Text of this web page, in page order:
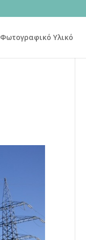
Φωτογραφικό Υλικό